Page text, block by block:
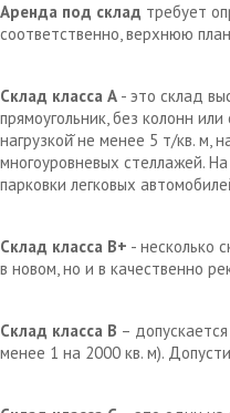
Аренда под склад требует
соответственно, верхнюю
Склад класса А - это склад
прямоугольник, без колонн
нагрузкой̆ не менее 5 т/кв. м,
многоуровневых стеллажей.
парковки легковых
Склад класса В+ - несколько
в новом, но и в качественно
Склад класса В –
менее 1 на 2000 кв. м).